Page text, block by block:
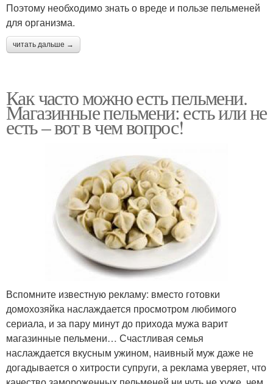
Поэтому необходимо знать о вреде и пользе пельменей
для организма.
читать дальше →
Как часто можно есть пельмени.
Магазинные пельмени: есть или не
есть – вот в чем вопрос!
Вспомните известную рекламу: вместо готовки
домохозяйка наслаждается просмотром любимого
сериала, и за пару минут до прихода мужа варит
магазинные пельмени… Счастливая семья
наслаждается вкусным ужином, наивный муж даже не
догадывается о хитрости супруги, а реклама уверяет, что